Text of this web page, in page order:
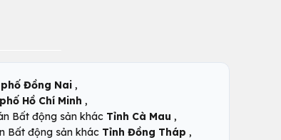
Đồng Nai ,
Hồ Chí Minh ,
Bất động sản khác Tỉnh Cà Mau ,
Bất động sản khác Tỉnh Đồng Tháp ,